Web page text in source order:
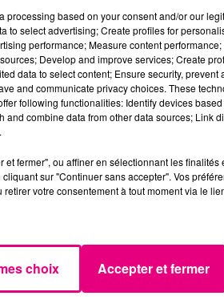
processing based on your consent and/or our
to select advertising; Create profiles for
performance; Measure content
Develop and improve services; Create
data to select content; Ensure security, prevent
and communicate privacy choices. These
following functionalities: Identify devices
combine data from other data sources; Link
fermer", ou affiner en sélectionnant les
sur "Continuer sans accepter". Vos
votre consentement à tout moment via le
choix Accepter et fermer